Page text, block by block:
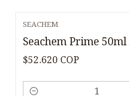
SEACHEM
Seachem Prime
$52.620 COP